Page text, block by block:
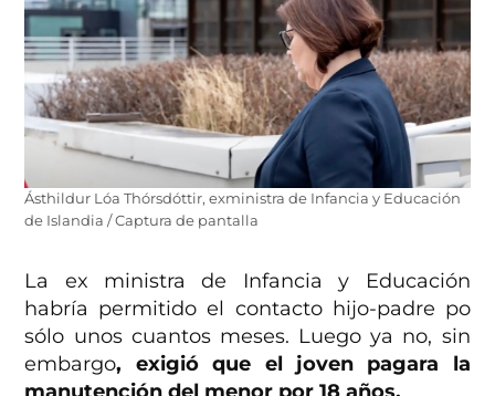
Ásthildur Lóa Thórsdóttir, exministra de Infancia y Educación
de Islandia / Captura de pantalla
La ex ministra de Infancia y Educación
habría permitido el contacto hijo-padre po
sólo unos cuantos meses. Luego ya no, sin
embargo, exigió que el joven pagara la